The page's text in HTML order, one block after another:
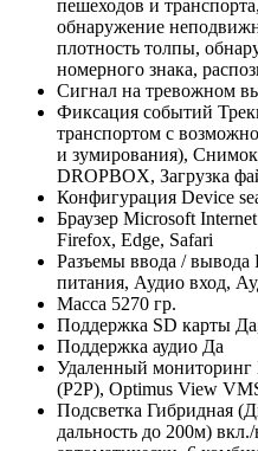
пешеходов и
обнаружение
плотность толпы,
номерного знака,
Сигнал на тревожном
Фиксация событий
транспортом с
и зумирования),
DROPBOX, Загрузка
Конфигурация Device
Браузер Microsoft
Firefox, Edge, Safari
Разъемы ввода / вывода
питания, Аудио вход,
Масса 5270 гр.
Поддержка SD карты
Поддержка аудио Да
Удаленный мониторинг
(P2P), Optimus View
Подсветка Гибридная
дальность до 200м)